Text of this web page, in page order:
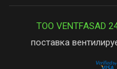
ТОО VENTFASAD
поставка